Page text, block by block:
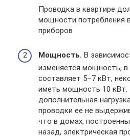
Проводка в квартире
мощности потребления
приборов
Мощность. В
изменяется мощность, в
составляет 5–7 кВт,
иметь мощность 10 кВт.
дополнительная
проводки ее не
что в домах,
назад, электрическая